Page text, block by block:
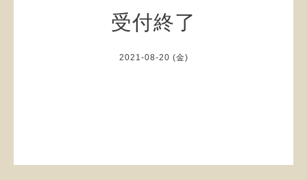
受付終了
2021-08-20 (金)